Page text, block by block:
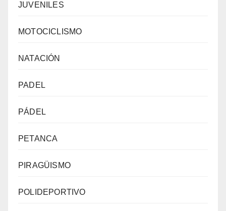
JUVENILES
MOTOCICLISMO
NATACIÓN
PADEL
PÁDEL
PETANCA
PIRAGÜISMO
POLIDEPORTIVO